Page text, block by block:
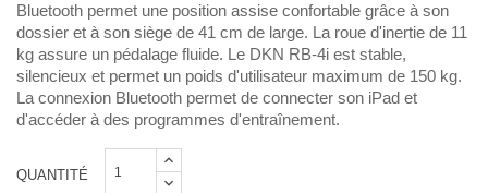
Bluetooth permet une position assise confortable grâce à son
dossier et à son siège de 41 cm de large. La roue d'inertie de 11
kg assure un pédalage fluide. Le DKN RB-4i est stable,
silencieux et permet un poids d'utilisateur maximum de 150 kg.
La connexion Bluetooth permet de connecter son iPad et
d'accéder à des programmes d'entraînement.
QUANTITÉ